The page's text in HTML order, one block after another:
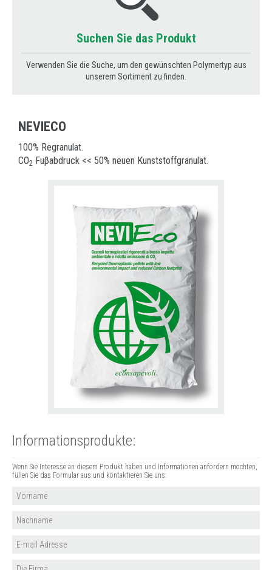
Suchen Sie das Produkt
Verwenden Sie die Suche, um den gewünschten Polymertyp aus
unserem Sortiment zu finden.
NEVIECO
100% Regranulat.
CO2 Fuβabdruck << 50% neuen Kunststoffgranulat.
Informationsprodukte:
Wenn Sie Interesse an diesem Produkt haben und Informationen anfordern möchten,
füllen Sie das Formular aus und kontaktieren Sie uns: